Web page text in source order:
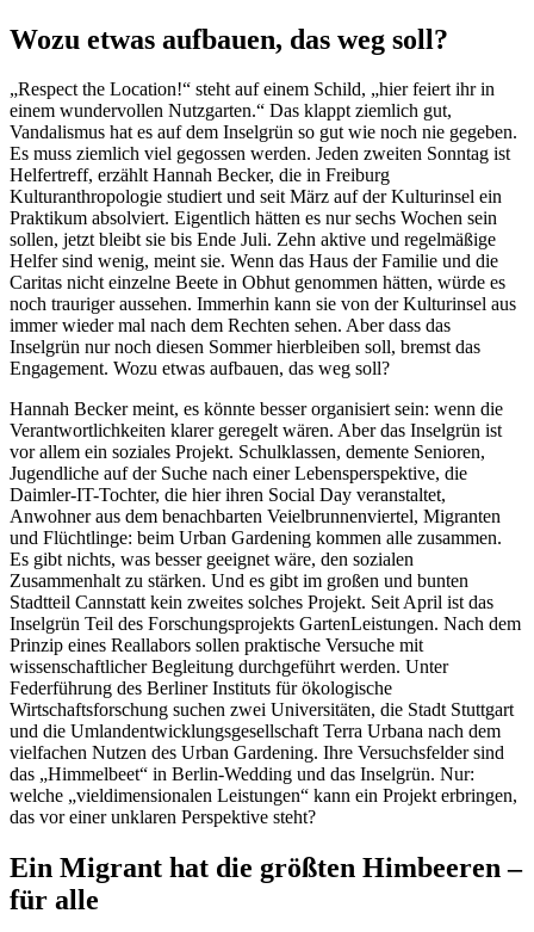
Wozu etwas aufbauen, das weg soll?
„Respect the Location!“ steht auf einem Schild, „hier feiert ihr in
einem wundervollen Nutzgarten.“ Das klappt ziemlich gut,
Vandalismus hat es auf dem Inselgrün so gut wie noch nie gegeben.
Es muss ziemlich viel gegossen werden. Jeden zweiten Sonntag ist
Helfertreff, erzählt Hannah Becker, die in Freiburg
Kulturanthropologie studiert und seit März auf der Kulturinsel ein
Praktikum absolviert. Eigentlich hätten es nur sechs Wochen sein
sollen, jetzt bleibt sie bis Ende Juli. Zehn aktive und regelmäßige
Helfer sind wenig, meint sie. Wenn das Haus der Familie und die
Caritas nicht einzelne Beete in Obhut genommen hätten, würde es
noch trauriger aussehen. Immerhin kann sie von der Kulturinsel aus
immer wieder mal nach dem Rechten sehen. Aber dass das
Inselgrün nur noch diesen Sommer hierbleiben soll, bremst das
Engagement. Wozu etwas aufbauen, das weg soll?
Hannah Becker meint, es könnte besser organisiert sein: wenn die
Verantwortlichkeiten klarer geregelt wären. Aber das Inselgrün ist
vor allem ein soziales Projekt. Schulklassen, demente Senioren,
Jugendliche auf der Suche nach einer Lebensperspektive, die
Daimler-IT-Tochter, die hier ihren Social Day veranstaltet,
Anwohner aus dem benachbarten Veielbrunnenviertel, Migranten
und Flüchtlinge: beim Urban Gardening kommen alle zusammen.
Es gibt nichts, was besser geeignet wäre, den sozialen
Zusammenhalt zu stärken. Und es gibt im großen und bunten
Stadtteil Cannstatt kein zweites solches Projekt. Seit April ist das
Inselgrün Teil des Forschungsprojekts GartenLeistungen. Nach dem
Prinzip eines Reallabors sollen praktische Versuche mit
wissenschaftlicher Begleitung durchgeführt werden. Unter
Federführung des Berliner Instituts für ökologische
Wirtschaftsforschung suchen zwei Universitäten, die Stadt Stuttgart
und die Umlandentwicklungsgesellschaft Terra Urbana nach dem
vielfachen Nutzen des Urban Gardening. Ihre Versuchsfelder sind
das „Himmelbeet“ in Berlin-Wedding und das Inselgrün. Nur:
welche „vieldimensionalen Leistungen“ kann ein Projekt erbringen,
das vor einer unklaren Perspektive steht?
Ein Migrant hat die größten Himbeeren –
für alle